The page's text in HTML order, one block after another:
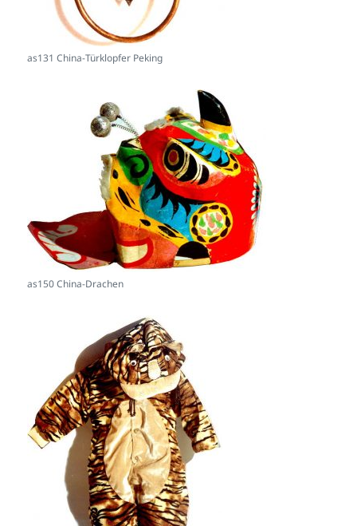
as131 China-Türklopfer Peking
as150 China-Drachen